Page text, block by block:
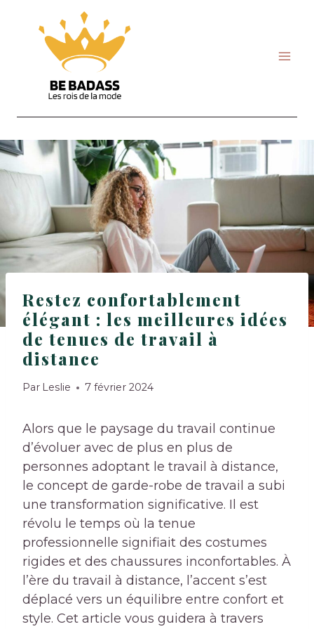
content
Restez confortablement
élégant : les meilleures idées
de tenues de travail à
distance
Par Leslie 7 février 2024
Alors que le paysage du travail continue
d’évoluer avec de plus en plus de
personnes adoptant le travail à distance,
le concept de garde-robe de travail a subi
une transformation significative. Il est
révolu le temps où la tenue
professionnelle signifiait des costumes
rigides et des chaussures inconfortables. À
l’ère du travail à distance, l’accent s’est
déplacé vers un équilibre entre confort et
style. Cet article vous guidera à travers